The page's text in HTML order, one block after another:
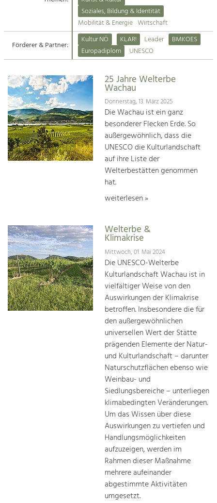
Suche
Impressum
Kontakt
Angebotsentwicklung und
Handwerk, Wissenschaft und Forschung.
Soziales, Bildung &
Identität
Gleichberechtigung, Jugend und
Integration
Mobilität & Energie
Klimawandel, öffentlicher Verkehr und
Steigerung regionaler Wertschöpfung
Soziales, Bildung & Identität
Mobilität & Energie Wirtschaft
Förderer & Partner:
Kultur NÖ KLAR! Leader
BMKOES
Europadiplom
UNESCO
25 Jahre Welterbe
Wachau
Donnerstag, 13. März 2025
Die Wachau ist ein ganz
besonderer Flecken Erde. So
außergewöhnlich, dass die
UNESCO die Kulturlandschaft
auf ihre Liste der
Welterbestätten genommen
hat.
weiterlesen »
Welterbe &
Klimakrise
Mittwoch, 01. Mai 2024
Die UNESCO-Welterbe
Kulturlandschaft Wachau ist in
vielfältiger Weise von den
Auswirkungen der Klimakrise
betroffen. Insbesondere die für
den außergewöhnlichen
universellen Wert der Stätte
prägenden Elemente der Natur-
und Kulturlandschaft – darunter
Naturschutzflächen ebenso wie
Weinbau- und
Siedlungsbereiche – unterliegen
klimabedingten Veränderungen.
Um das Wissen über diese
Auswirkungen zu vertiefen und
Handlungsmöglichkeiten
aufzuzeigen, werden im
Rahmen dieser Maßnahme
mehrere aufeinander
abgestimmte Aktivitäten
umgesetzt.